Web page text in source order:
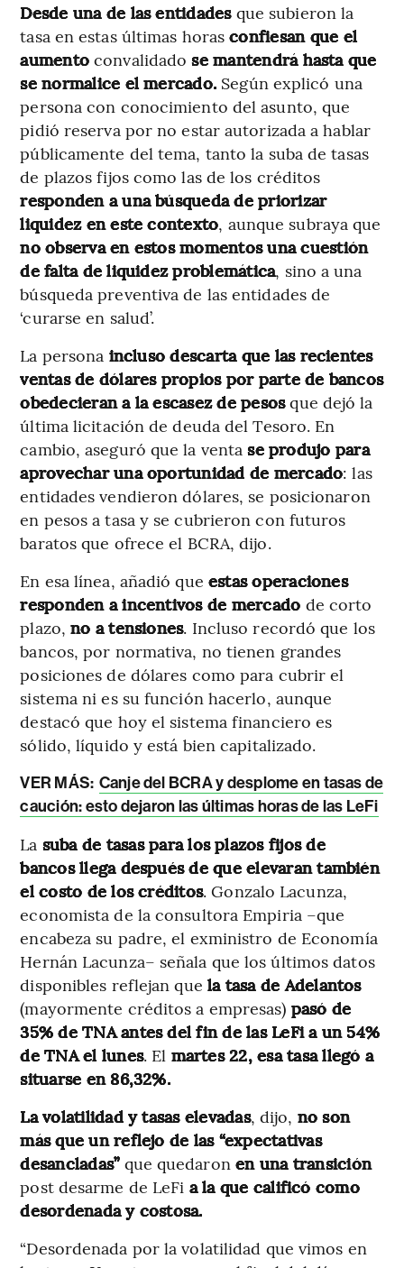
Desde una de las entidadesque subieron la
tasa en estas últimas horasconfiesan que el
aumento convalidadose mantendrá hasta que
se normalice el mercado. Según explicó una
persona con conocimiento del asunto, que
pidió reserva por no estar autorizada a hablar
públicamente del tema, tanto la suba de tasas
de plazos fijos como las de los créditos
responden a una búsqueda de priorizar
liquidez en este contexto, aunque subraya que
no observa en estos momentos una cuestión
de falta de liquidez problemática, sino a una
búsqueda preventiva de las entidades de
‘curarse en salud’.
La persona incluso descarta que las recientes
ventas de dólares propios por parte de bancos
obedecieran a la escasez de pesosque dejó la
última licitación de deuda del Tesoro. En
cambio, aseguró que la ventase produjo para
aprovechar una oportunidad de mercado: las
entidades vendieron dólares, se posicionaron
en pesos a tasa y se cubrieron con futuros
baratos que ofrece el BCRA, dijo.
En esa línea, añadió que estas operaciones
responden a incentivos de mercado de corto
plazo,no a tensiones. Incluso recordó que los
bancos, por normativa, no tienen grandes
posiciones de dólares como para cubrir el
sistema ni es su función hacerlo, aunque
destacó que hoy el sistema financiero es
sólido, líquido y está bien capitalizado.
VER MÁS: Canje del BCRA y desplome en tasas de
caución: esto dejaron las últimas horas de las LeFi
La suba de tasas para los plazos fijos de
bancos llega después de que elevaran también
el costo de los créditos. Gonzalo Lacunza,
economista de la consultora Empiria –que
encabeza su padre, el exministro de Economía
Hernán Lacunza– señala que los últimos datos
disponibles reflejan que la tasa de Adelantos
(mayormente créditos a empresas) pasó de
35% de TNA antes del fin de las LeFi a un 54%
de TNA el lunes. El martes 22, esa tasa llegó a
situarse en 86,32%.
La volatilidad y tasas elevadas, dijo, no son
más que un reflejo de las “expectativas
desancladas” que quedaronen una transición
post desarme de LeFi a la que calificó como
desordenada y costosa.
“Desordenada por la volatilidad que vimos en